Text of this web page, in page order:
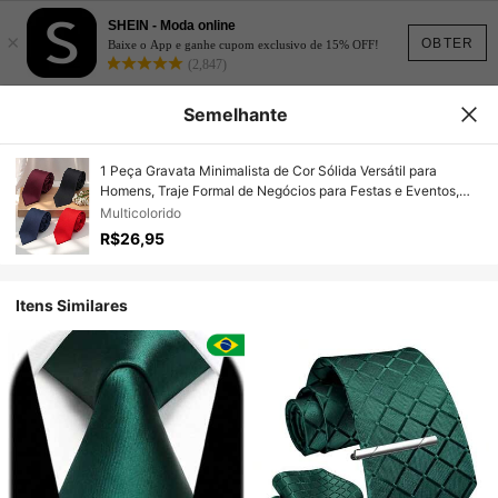
OBTER
×
SHEIN - Moda online
Baixe o App e ganhe cupom exclusivo de 15% OFF!
(2,847)
Semelhante
1 Peça Gravata Minimalista de Cor Sólida Versátil para
Homens, Traje Formal de Negócios para Festas e Eventos,
Acessórios, Festival, Presentes, Presente de Formatura,
Acessórios
Multicolorido
R$26,95
Itens Similares